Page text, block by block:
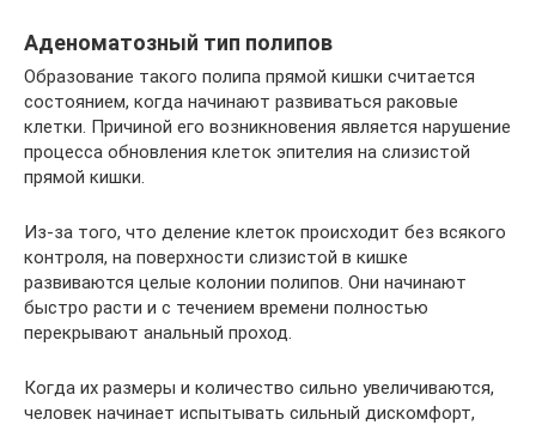
Аденоматозный тип полипов
Образование такого полипа прямой кишки считается
состоянием, когда начинают развиваться раковые
клетки. Причиной его возникновения является нарушение
процесса обновления клеток эпителия на слизистой
прямой кишки.
Из-за того, что деление клеток происходит без всякого
контроля, на поверхности слизистой в кишке
развиваются целые колонии полипов. Они начинают
быстро расти и с течением времени полностью
перекрывают анальный проход.
Когда их размеры и количество сильно увеличиваются,
человек начинает испытывать сильный дискомфорт,